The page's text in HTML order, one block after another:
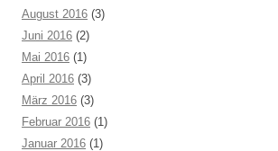
August 2016 (3)
Juni 2016 (2)
Mai 2016 (1)
April 2016 (3)
März 2016 (3)
Februar 2016 (1)
Januar 2016 (1)